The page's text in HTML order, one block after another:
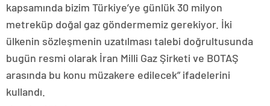
kapsamında bizim Türkiye’ye günlük 30 milyon
metreküp doğal gaz göndermemiz gerekiyor. İki
ülkenin sözleşmenin uzatılması talebi doğrultusunda
bugün resmi olarak İran Milli Gaz Şirketi ve BOTAŞ
arasında bu konu müzakere edilecek” ifadelerini
kullandı.